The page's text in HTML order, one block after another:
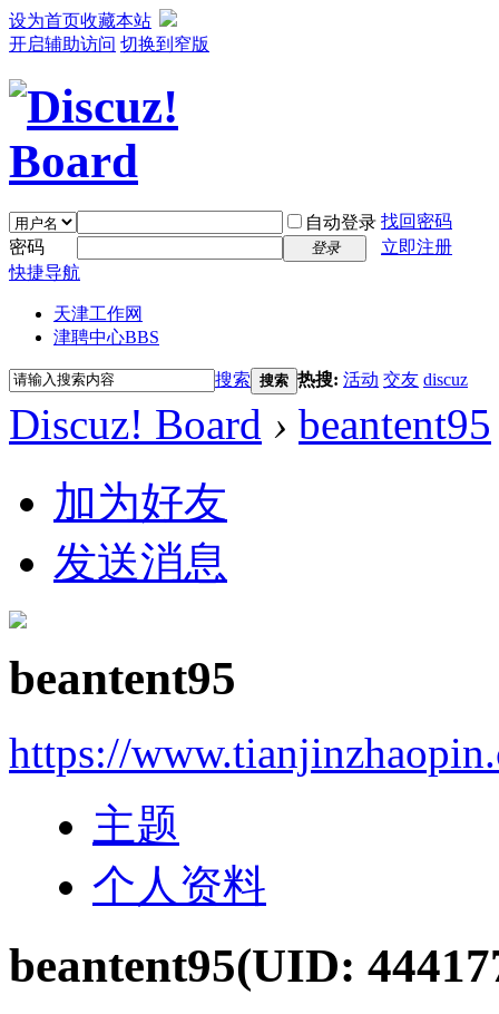
设为首页收藏本站
开启辅助访问 切换到窄版
自动登录 找回密码
密码
登录
立即注册
快捷导航
天津工作网
津聘中心BBS
搜索 搜索 热搜: 活动 交友 discuz
Discuz! Board › beantent95
加为好友
发送消息
beantent95
https://
主题
个人资料
beantent95(UID: